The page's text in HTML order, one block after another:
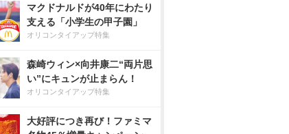
マクドナルドが40年にわたり
支える「小学生の甲子園」
オリコンタイアップ特集
森崎ウィン×向井康二“両片思
い”にキュンが止まらん！
オリコンタイアップ特集
大好評につき再び！ファミマ